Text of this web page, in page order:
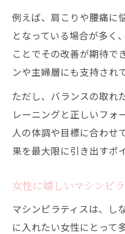
例えば、肩こりや腰痛に
となっている場合が多く
ことでその改善が期待で
ンや主婦層にも支持され
ただし、バランスの取れ
レーニングと正しいフォ
人の体調や目標に合わせ
果を最大限に引き出すポ
女性に嬉しいマシンピ
マシンピラティスは、し
に入れたい女性にとって